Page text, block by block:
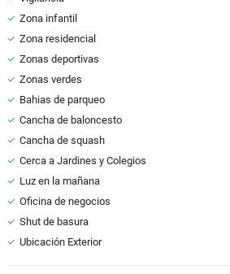
Zona infantil
Zona residencial
Zonas deportivas
Zonas verdes
Bahias de parqueo
Cancha de baloncesto
Cancha de squash
Cerca a Jardines y Colegios
Luz en la mañana
Oficina de negocios
Shut de basura
Ubicación Exterior